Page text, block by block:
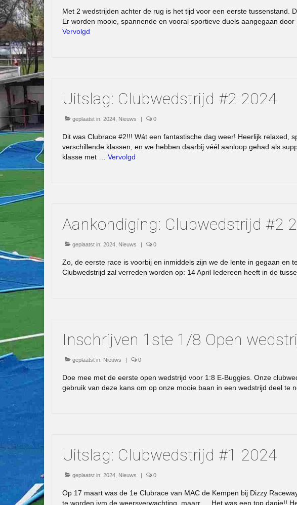
Met 2 wedstrijden achter de rug is het tijd voor een eerste tussenstand.
Er worden mooie, spannende en vooral sportieve duels aangegaan
Vervolgd
Uitslag: Clubwedstrijd #2 2024
geplaatst in: 2024 Nieuws | 0
Dit was Clubrace #2!!! Wát een fantastische dag weer! Heerlijk relaxed,
verschillende klassen, en we hebben daarbij véél aanloop gehad als
klasse met … Vervolgd
Aankondiging: Clubwedstrijd #2
geplaatst in: 2024 Nieuws | 0
Zo, de eerste race is voorbij en inmiddels zijn we de lente in gegaan en
Clubwedstrijd zal verreden worden op: 14 April Iedereen heeft in de
Inschrijven 1ste 1/8 Open
geplaatst in: Nieuws | 0
Doe mee met de eerste open wedstrijd voor 1:8 E-Buggies. Onze
gebruik van deze kans om op onze mooie baan in een wedstrijd deel te
Uitslag: Clubwedstrijd #1 2024
geplaatst in: 2024 Nieuws | 0
Op 17 maart was de 1e Clubrace van MAC de Kempen bij Dizzy
te worden ivm de weersverwachting, maarr…. Het was een top dagje!!